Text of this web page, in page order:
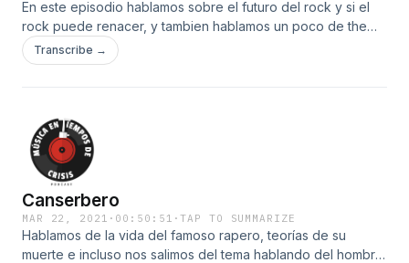
En este episodio hablamos sobre el futuro del rock y si el
rock puede renacer, y tambien hablamos un poco de the
warning.
Transcribe →
Canserbero
MAR 22, 2021 · 00:50:51 ·TAP TO SUMMARIZE
Hablamos de la vida del famoso rapero, teorías de su
muerte e incluso nos salimos del tema hablando del hombre